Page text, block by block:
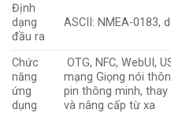
Định
dạng
đầu ra
ASCII: NMEA-0183,
Chức
năng
ứng
dụng
OTG, NFC, WebUI,
mạng Giọng nói
pin thông minh, thay
và nâng cấp từ xa